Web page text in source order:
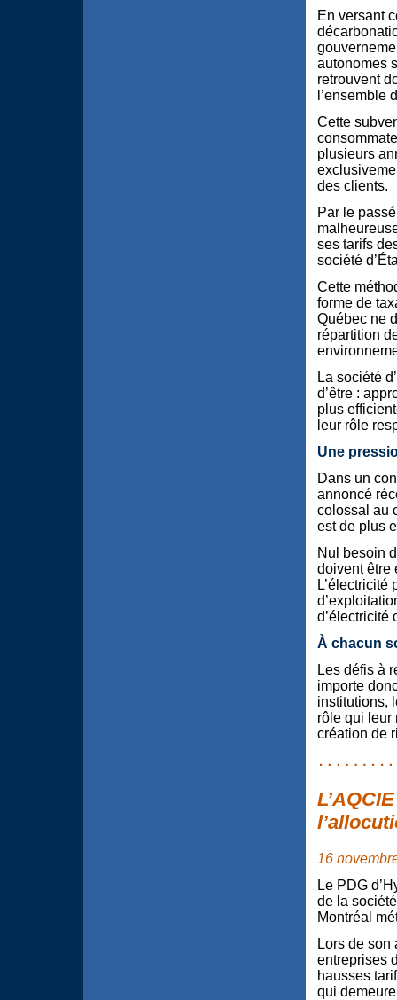
En versant
autonomes
retrouvent
l’ensemble
Cette
plusieurs
des clients.
Par le
ses tarifs
société
Cette
forme de
Québec ne
répartition
La société
d’être :
plus
leur rôle
Une
Dans un
annoncé
colossal au
est de plus
Nul besoin
doivent être
d’électricité
À chacun
Les défis à
importe
institutions,
rôle qui leur
création de
16
Le PDG
de la
Montréal
Lors de son
entreprises
hausses
qui